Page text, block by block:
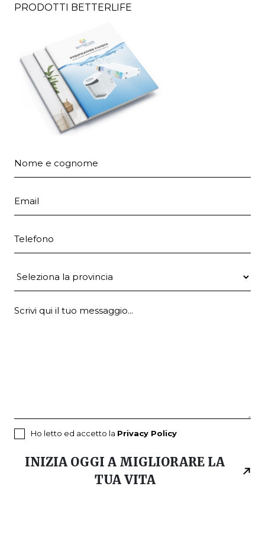
PRODOTTI BETTERLIFE
Ho letto ed accetto la Privacy Policy
INIZIA OGGI A MIGLIORARE LA
TUA VITA